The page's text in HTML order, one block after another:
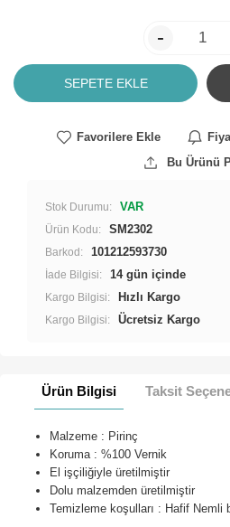
-
SEPETE EKLE
Favorilere Ekle
Bu Ürünü
Stok Durumu: VAR
Ürün Kodu: SM2302
Barkod: 101212593730
İade Bilgisi:
Kargo Bilgisi:
Hızlı Kargo
Kargo Bilgisi: Ücretsiz Kargo
Ürün Bilgisi Taksit
Malzeme : Pirinç
Koruma : %100 Vernik
El işçiliğiyle üretilmiştir
Dolu malzemden üretilmiştir
Temizleme koşulları : Hafif Nemli